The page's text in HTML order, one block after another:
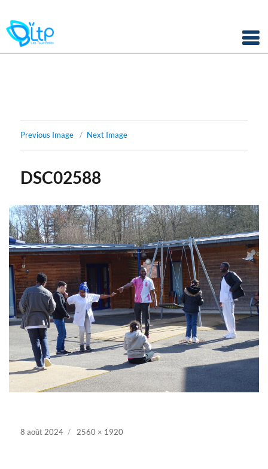
Skip
to
Previous Image Next Image
DSC02588
Posted
8 août 2024
Full
2560 × 1920